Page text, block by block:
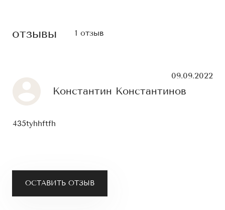
отзывы 1 отзыв
ОСТАВИТЬ ОТЗЫВ
Константин Константинов
09.09.2022
435tyhhftfh